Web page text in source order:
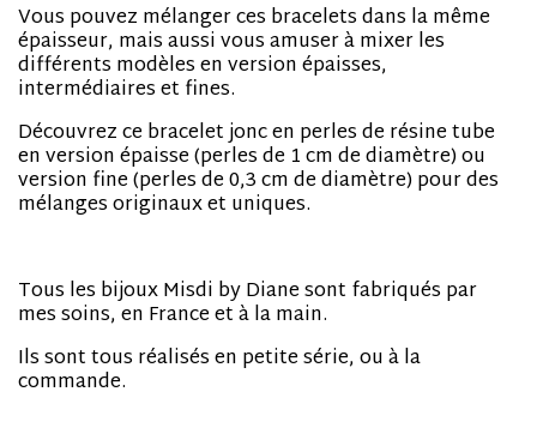
Vous pouvez mélanger ces bracelets dans la même
épaisseur, mais aussi vous amuser à mixer les
différents modèles en version épaisses,
intermédiaires et fines.
Découvrez ce bracelet jonc en perles de résine tube
en version épaisse (perles de 1 cm de diamètre) ou
version fine (perles de 0,3 cm de diamètre) pour des
mélanges originaux et uniques.
Tous les bijoux Misdi by Diane sont fabriqués par
mes soins, en France et à la main.
Ils sont tous réalisés en petite série, ou à la
commande.